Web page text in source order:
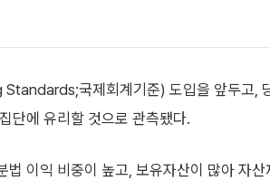
국제회계기준) 도입을 앞두고,
단에 유리할 것으로 관측됐다.
이익 비중이 높고, 보유자산이 많아 자산